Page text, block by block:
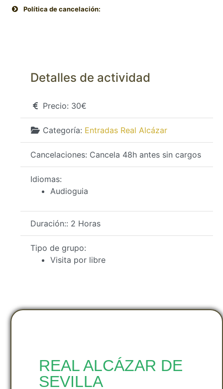
Política de cancelación:
Detalles de actividad
Precio: 30€
Categoría: Entradas Real Alcázar
Cancelaciones: Cancela 48h antes sin cargos
Idiomas:
Audioguia
Duración:: 2 Horas
Tipo de grupo:
Visita por libre